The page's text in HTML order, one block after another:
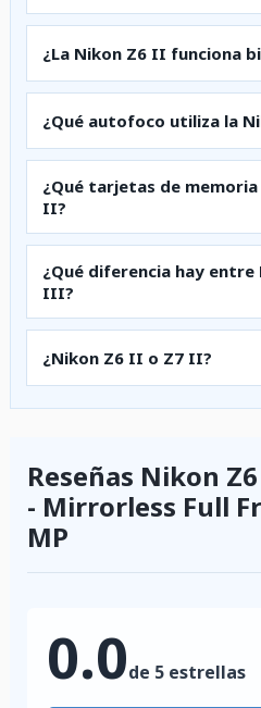
¿La Nikon Z6 II funciona
¿Qué autofoco utiliza la
¿Qué tarjetas de
II?
¿Qué diferencia hay
III?
¿Nikon Z6 II o Z7 II?
Reseñas Nikon
- Mirrorless Full
MP
0.0de 5 estrellas